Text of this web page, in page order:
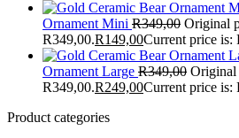
Ornament Mini R349,00 Original
R349,00.R149,00Current price is:
Ornament Large R349,00 Original
R349,00.R249,00Current price is:
Product categories